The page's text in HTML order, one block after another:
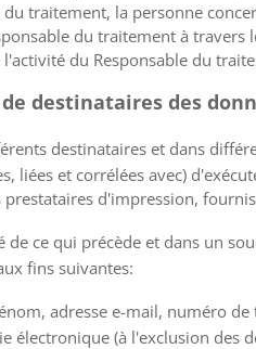
traitement, la personne
du traitement à
du Responsable du
destinataires des
destinataires et dans
liées et corrélées avec)
d'impression,
de ce qui précède et dans un
fins suivantes:
adresse e-mail, numéro
électronique (à l'exclusion des